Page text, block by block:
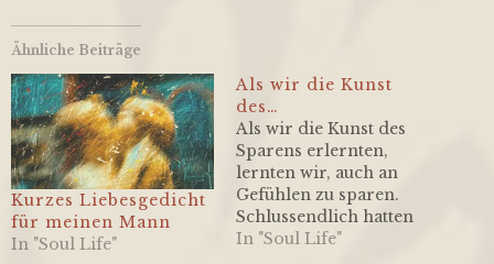
Ähnliche Beiträge
Kurzes Liebesgedicht
für meinen Mann
In "Soul Life"
Als wir die Kunst
des…
Als wir die Kunst des
Sparens erlernten,
lernten wir, auch an
Gefühlen zu sparen.
Schlussendlich hatten
wir volle Geldbörsen,
In "Soul Life"